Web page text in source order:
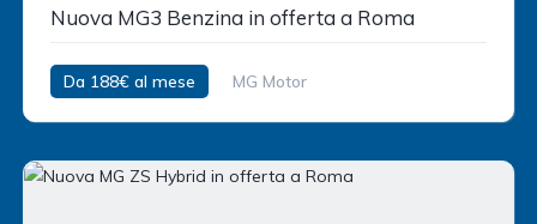
Nuova MG3 Benzina in offerta a Roma
Da 188€ al mese MG Motor